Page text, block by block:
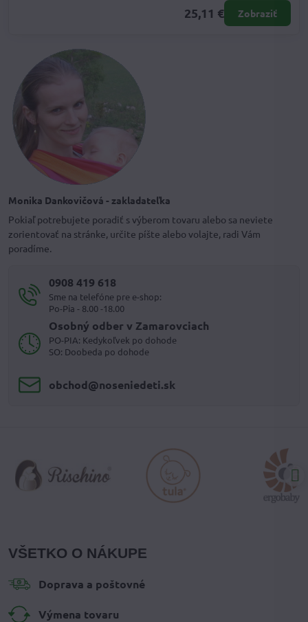
25,11 € Zobraziť
Monika Dankovičová - zakladateľka
Pokiaľ potrebujete poradiť s výberom tovaru alebo sa neviete
zorientovať na stránke, určite píšte alebo volajte, radi Vám
poradíme.
0908 419 618
Sme na telefóne pre e-shop:
Po-Pia - 8.00 -18.00
Osobný odber v Zamarovciach
PO-PIA: Kedykoľvek po dohode
SO: Doobeda po dohode
obchod​@noseniedeti​.sk
VŠETKO O NÁKUPE
Doprava a poštovné
Výmena tovaru